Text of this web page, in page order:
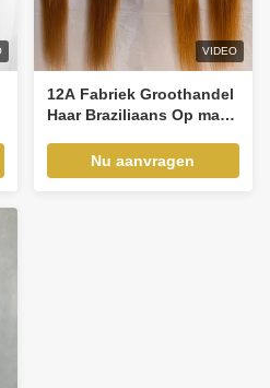
VIDEO
12A Fabriek Groothandel
Haar Braziliaans Op maat
Mensenhaar Speld Front
Mensenhaar Peruken
Nu aanvragen